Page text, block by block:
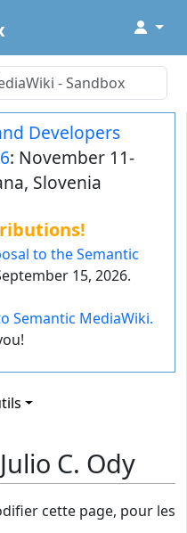
↓
Developers
: November 11-
Slovenia
to the Semantic
15, 2026.
Semantic MediaWiki.
C. Ody
cette page, pour les